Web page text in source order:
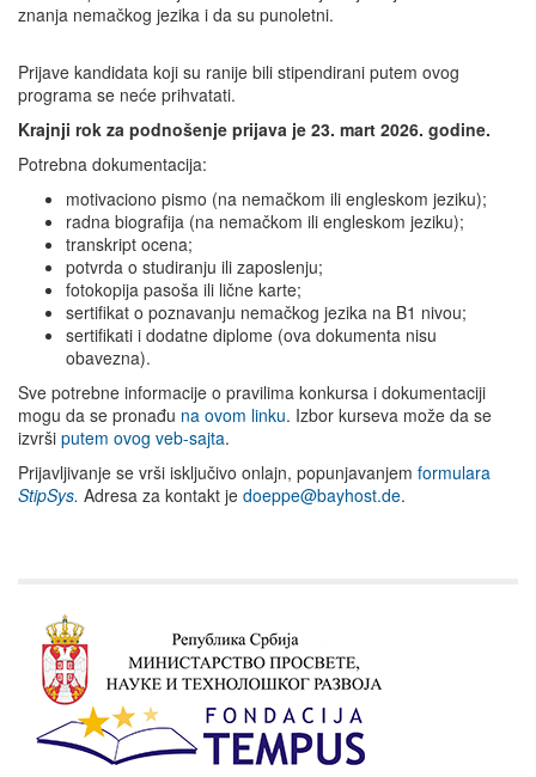
znanja nemačkog jezika i da su punoletni.
Prijave kandidata koji su ranije bili stipendirani putem ovog
programa se neće prihvatati.
Krajnji rok za podnošenje prijava je 23. mart 2026. godine.
Potrebna dokumentacija:
motivaciono pismo (na nemačkom ili engleskom jeziku);
radna biografija (na nemačkom ili engleskom jeziku);
transkript ocena;
potvrda o studiranju ili zaposlenju;
fotokopija pasoša ili lične karte;
sertifikat o poznavanju nemačkog jezika na B1 nivou;
sertifikati i dodatne diplome (ova dokumenta nisu
obavezna).
Sve potrebne informacije o pravilima konkursa i dokumentaciji
mogu da se pronađu na ovom linku. Izbor kurseva može da se
izvrši putem ovog veb-sajta.
Prijavljivanje se vrši isključivo onlajn, popunjavanjem formulara
StipSys. Adresa za kontakt je doeppe@bayhost.de.